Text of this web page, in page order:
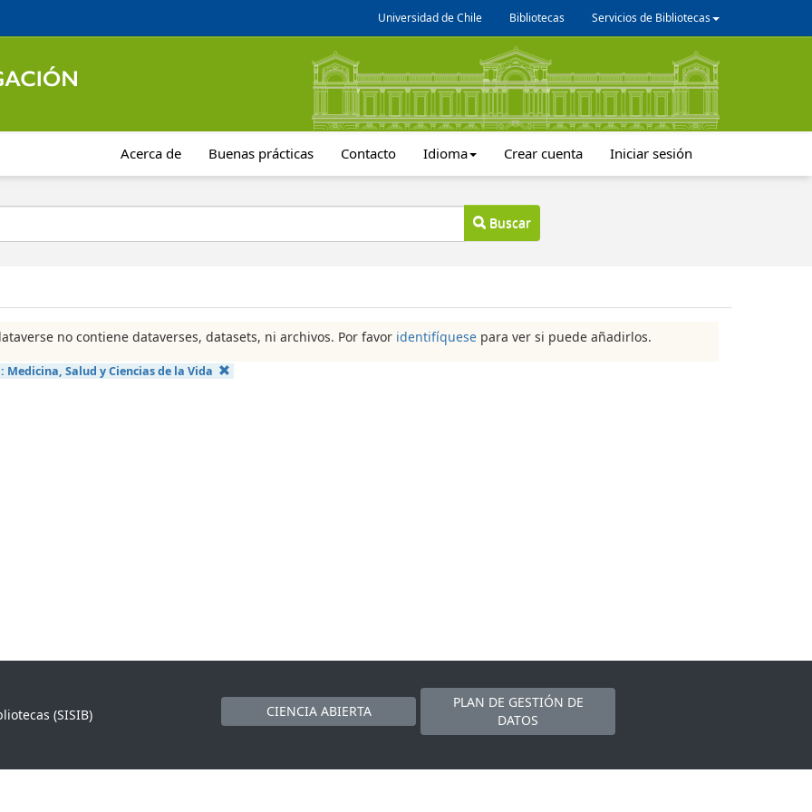
Universidad de Chile Bibliotecas Servicios de Bibliotecas
Acerca de Buenas prácticas Contacto Idioma Crear cuenta Iniciar sesión
Buscar
no contiene dataverses, datasets, ni archivos. Por favor identifíquese para ver si puede añadirlos.
Medicina, Salud y Ciencias de la Vida
(SISIB)
CIENCIA ABIERTA
PLAN DE GESTIÓN DE
DATOS